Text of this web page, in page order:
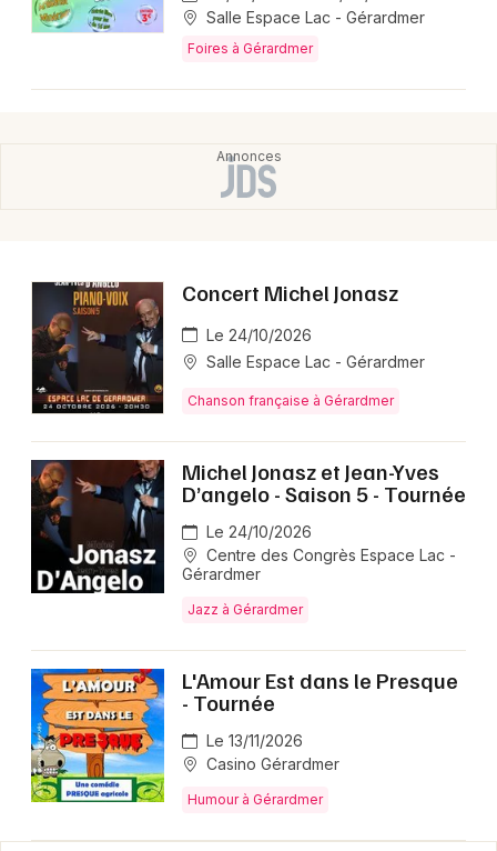
Salle Espace Lac - Gérardmer
Foires à Gérardmer
Concert Michel Jonasz
Le 24/10/2026
Salle Espace Lac - Gérardmer
Chanson française à Gérardmer
Michel Jonasz et Jean-Yves
D’angelo - Saison 5 - Tournée
Le 24/10/2026
Centre des Congrès Espace Lac -
Gérardmer
Jazz à Gérardmer
L'Amour Est dans le Presque
- Tournée
Le 13/11/2026
Casino Gérardmer
Humour à Gérardmer